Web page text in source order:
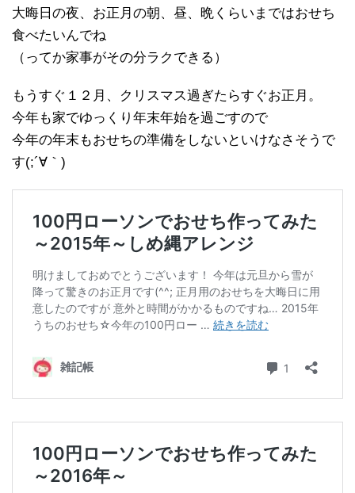
大晦日の夜、お正月の朝、昼、晩くらいまではおせち
食べたいんでね
（ってか家事がその分ラクできる）
もうすぐ１２月、クリスマス過ぎたらすぐお正月。
今年も家でゆっくり年末年始を過ごすので
今年の年末もおせちの準備をしないといけなさそうで
す(;´∀｀)